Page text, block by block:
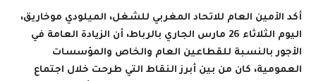
أكد الأمين العام للاتحاد المغربي للشغل، الميلودي موخاريق،
اليوم الثلاثاء 26 مارس الجاري بالرباط، أن الزيادة العامة في
الأجور بالنسبة للقطاعين العام والخاص والمؤسسات
العمومية، كان من بين أبرز النقاط التي طرحت خلال اجتماع